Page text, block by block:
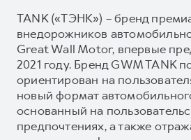
TANK («ТЭНК») – бренд
внедорожников
Great Wall Motor, впервые
2021 году. Бренд GWM TANK
ориентирован на
новый формат
основанный на
предпочтениях, а также